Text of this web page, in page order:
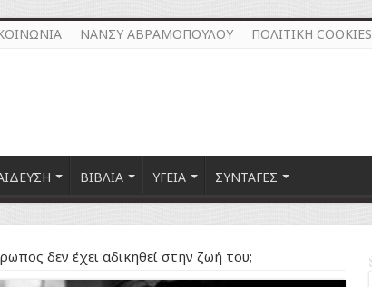
ΝΑΝΣΥ ΑΒΡΑΜΟΠΟΥΛΟΥ ΠΟΛΙΤΙΚΗ COOKIES
ΒΙΒΛΙΑ ΥΓΕΙΑ ΣΥΝΤΑΓΕΣ
δεν έχει αδικηθεί στην ζωή του;